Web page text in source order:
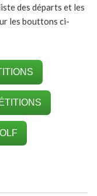
des départs et les
les bouttons ci-